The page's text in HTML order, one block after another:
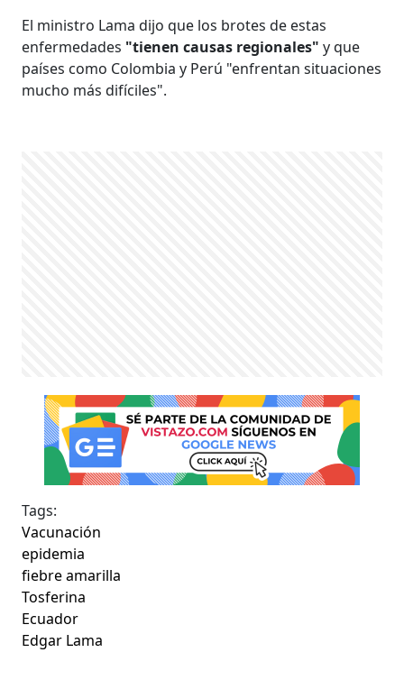
El ministro Lama dijo que los brotes de estas
enfermedades "tienen causas regionales" y que
países como Colombia y Perú "enfrentan situaciones
mucho más difíciles".
Tags:
Vacunación
epidemia
fiebre amarilla
Tosferina
Ecuador
Edgar Lama